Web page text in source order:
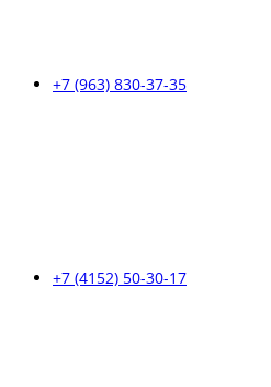
+7 (963) 830-37-35
+7 (4152) 50-30-17